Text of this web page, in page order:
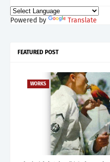
Powered by Translate
FEATURED POST
WORKS